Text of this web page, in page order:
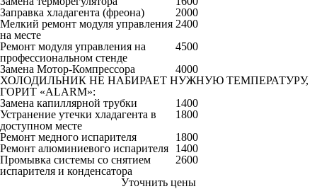
Заправка хладагента (фреона)
2000
Мелкий ремонт модуля управления
на месте
2400
Ремонт модуля управления на
профессиональном стенде
4500
Замена Мотор-Компрессора
4000
ХОЛОДИЛЬНИК НЕ НАБИРАЕТ НУЖНУЮ ТЕМПЕРАТУРУ,
ГОРИТ «ALARM»:
Замена капиллярной трубки
1400
Устранение утечки хладагента в
доступном месте
1800
Ремонт медного испарителя
1800
Ремонт алюминиевого испарителя
1400
Промывка системы со снятием
испарителя и конденсатора
2600
Уточнить цены